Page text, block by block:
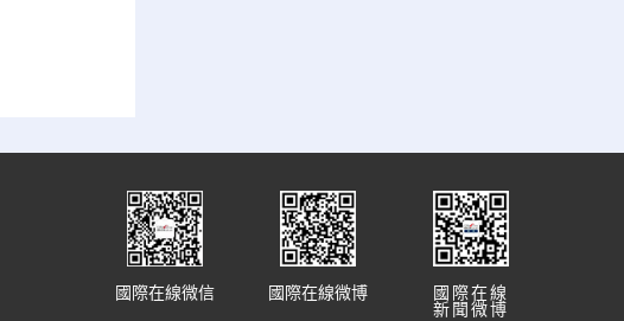
國際在線
新聞微博
國際在線微博
國際在線微信